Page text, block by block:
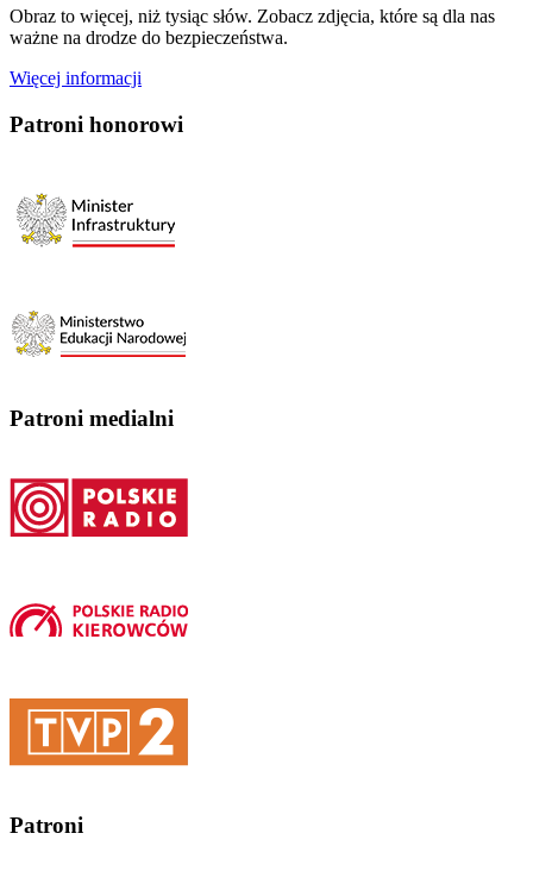
Obraz to więcej, niż tysiąc słów. Zobacz zdjęcia, które są dla nas
ważne na drodze do bezpieczeństwa.
Więcej informacji
Patroni honorowi
Patroni medialni
Patroni